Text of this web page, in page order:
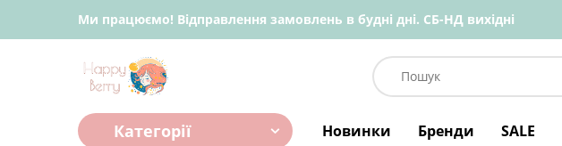
Ми працюємо! Відправлення замовлень в будні дні. СБ-НД вихідні
Категорії Новинки Бренди SALE